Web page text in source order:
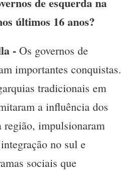
últimos 16 anos?
-Os governos de
importantes conquistas.
tradicionais em
a influência dos
região, impulsionaram
no sul e
sociais que